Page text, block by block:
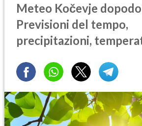
Meteo Kočevje
Previsioni del tempo,
precipitazioni,